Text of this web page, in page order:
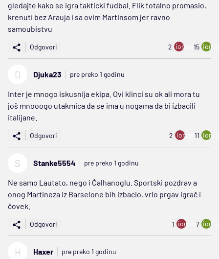
gledajte kako se igra takticki fudbal. Flik totalno promasio,
krenuti bez Arauja i sa ovim Martinsom jer ravno
samoubistvu
Odgovori 2 ion:minus
15
D Djuka23 pre preko 1 godinu
Inter je mnogo iskusnija ekipa. Ovi klinci su ok ali mora tu
još mnooogo utakmica da se ima u nogama da bi izbacili
italijane.
Odgovori 2 ion:minus
11
S Stanke5554 pre preko 1 godinu
Ne samo Lautato, nego i Čalhanoglu. Sportski pozdrav a
onog Martineza iz Barselone bih izbacio, vrlo prgav igrač i
čovek.
Odgovori 1 ion:minus
7
H Haxer pre preko 1 godinu